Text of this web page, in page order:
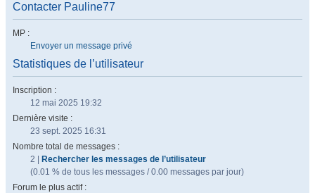
Contacter Pauline77
MP :
Envoyer un message privé
Statistiques de l’utilisateur
Inscription :
12 mai 2025 19:32
Dernière visite :
23 sept. 2025 16:31
Nombre total de messages :
2 |
Rechercher les messages de l’utilisateur
(0.01 % de tous les messages / 0.00 messages par jour)
Forum le plus actif :